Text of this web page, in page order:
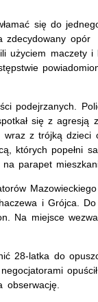
się do
zdecydowany opór
użyciem maczety i
podejrzanych.
się z agresją
wraz z trójką dzieci
których popełni
parapet
i Grójca.
Na miejsce
28-latka do
obserwację.